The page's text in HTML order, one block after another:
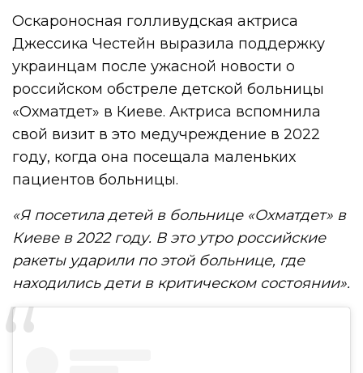
Оскароносная голливудская актриса
Джессика Честейн выразила поддержку
украинцам после ужасной новости о
российском обстреле детской больницы
«Охматдет» в Киеве. Актриса вспомнила
свой визит в это медучреждение в 2022
году, когда она посещала маленьких
пациентов больницы.
«Я посетила детей в больнице «Охматдет» в
Киеве в 2022 году. В это утро российские
ракеты ударили по этой больнице, где
находились дети в критическом состоянии».